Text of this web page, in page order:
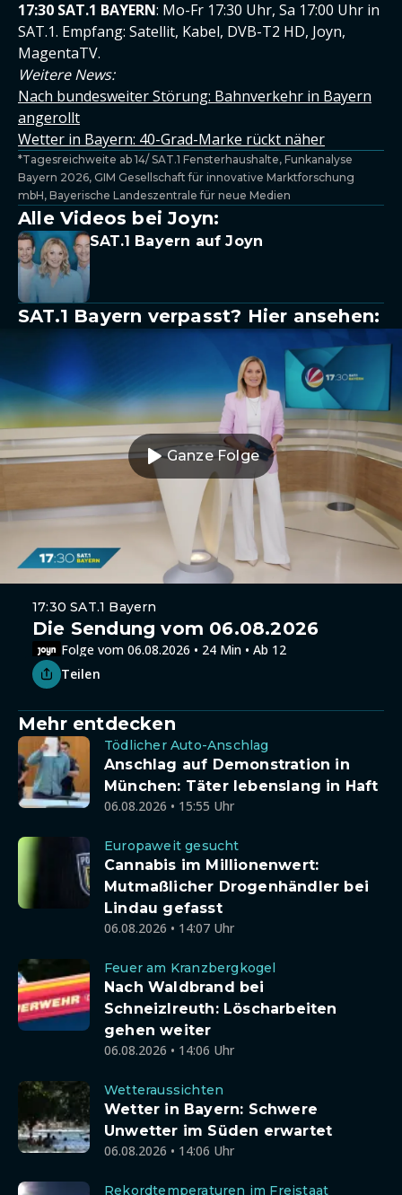
17:30 SAT.1 BAYERN: Mo-Fr 17:30 Uhr, Sa 17:00 Uhr in
SAT.1. Empfang: Satellit, Kabel, DVB-T2 HD, Joyn,
MagentaTV.
Weitere News:
Nach bundesweiter Störung: Bahnverkehr in Bayern
angerollt
Wetter in Bayern: 40-Grad-Marke rückt näher
*Tagesreichweite ab 14/ SAT.1 Fensterhaushalte, Funkanalyse
Bayern 2026, GIM Gesellschaft für innovative Marktforschung
mbH, Bayerische Landeszentrale für neue Medien
Alle Videos bei Joyn:
SAT.1 Bayern auf Joyn
SAT.1 Bayern verpasst? Hier ansehen:
Ganze Folge
17:30 SAT.1 Bayern
Die Sendung vom 06.08.2026
Folge vom 06.08.2026 • 24 Min • Ab 12
Teilen
Mehr entdecken
Tödlicher Auto-Anschlag
Anschlag auf Demonstration in
München: Täter lebenslang in Haft
06.08.2026 • 15:55 Uhr
Europaweit gesucht
Cannabis im Millionenwert:
Mutmaßlicher Drogenhändler bei
Lindau gefasst
06.08.2026 • 14:07 Uhr
Feuer am Kranzbergkogel
Nach Waldbrand bei
Schneizlreuth: Löscharbeiten
gehen weiter
06.08.2026 • 14:06 Uhr
Wetteraussichten
Wetter in Bayern: Schwere
Unwetter im Süden erwartet
06.08.2026 • 14:06 Uhr
Rekordtemperaturen im Freistaat